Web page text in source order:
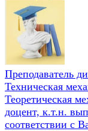
Преподаватель
Техническая
Теоретическая
доцент, к.т.н.
соответствии с